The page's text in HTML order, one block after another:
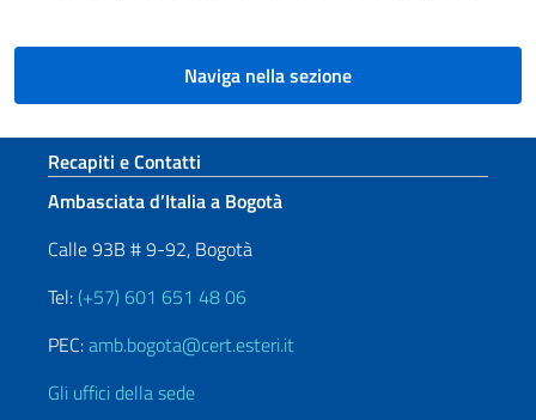
Naviga nella sezione
Sezione footer
Recapiti e Contatti
Ambasciata d’Italia a Bogotà
Calle 93B # 9-92, Bogotà
Tel: (+57) 601 651 48 06
PEC:amb.bogota@cert.esteri.it
Gli uffici della sede